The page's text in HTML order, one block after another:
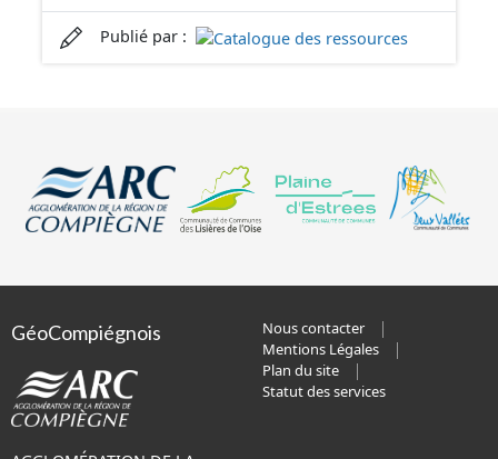
Publié par :
GéoCompiégnois
Nous contacter
Mentions Légales
Plan du site
Statut des services